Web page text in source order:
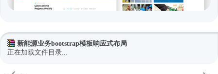
新能源业务bootstrap模板响应式布局
正在加载文件目录...